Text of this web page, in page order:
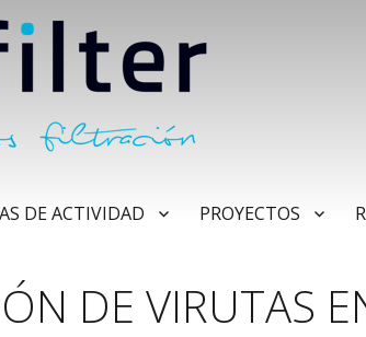
DE ACTIVIDAD PROYECTOS
DE VIRUTAS